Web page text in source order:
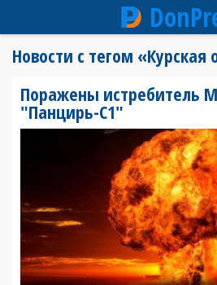
содержанию
Новости с тегом «Курская
Поражены истребитель
"Панцирь-С1"